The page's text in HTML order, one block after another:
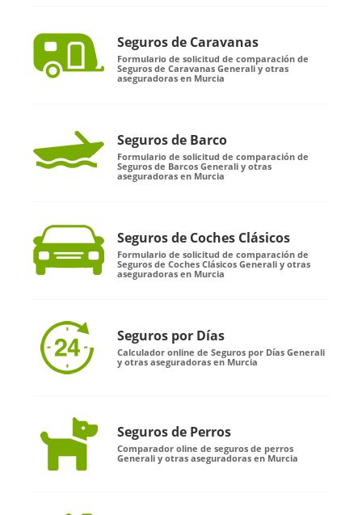
Seguros de Caravanas
Formulario de solicitud de comparación de
Seguros de Caravanas Generali y otras
aseguradoras en Murcia
Seguros de Barco
Formulario de solicitud de comparación de
Seguros de Barcos Generali y otras
aseguradoras en Murcia
Seguros de Coches Clásicos
Formulario de solicitud de comparación de
Seguros de Coches Clásicos Generali y otras
aseguradoras en Murcia
Seguros por Días
Calculador online de Seguros por Días Generali
y otras aseguradoras en Murcia
Seguros de Perros
Comparador oline de seguros de perros
Generali y otras aseguradoras en Murcia